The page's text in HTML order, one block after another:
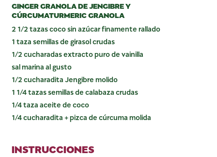
GINGER GRANOLA DE JENGIBRE Y
CÚRCUMATURMERIC GRANOLA
2 1/2 tazas coco sin azúcar finamente rallado
1 taza semillas de girasol crudas
1/2 cucharadas extracto puro de vainilla
sal marina al gusto
1/2 cucharadita Jengibre molido
1 1/4 tazas semillas de calabaza crudas
1/4 taza aceite de coco
1/4 cucharadita + pizca de cúrcuma molida
INSTRUCCIONES